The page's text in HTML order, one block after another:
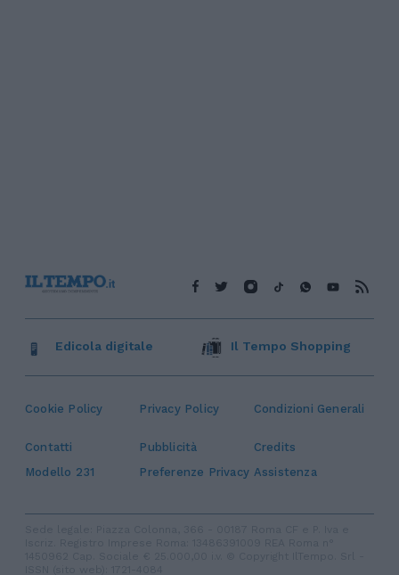
Cookie Policy Privacy Policy Condizioni Generali
Contatti Pubblicità
Credits
Modello 231
Preferenze Privacy Assistenza
Edicola digitale Il Tempo Shopping